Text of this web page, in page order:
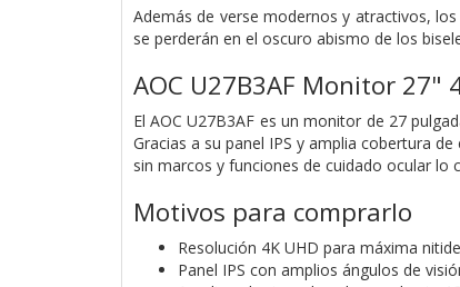
Además de verse modernos y atractivos,
se perderán en el oscuro abismo de los
AOC U27B3AF Monitor 27"
El AOC U27B3AF es un monitor de 27
Gracias a su panel IPS y amplia cobertura
sin marcos y funciones de cuidado ocular lo
Motivos para comprarlo
Resolución 4K UHD para máxima
Panel IPS con amplios ángulos de